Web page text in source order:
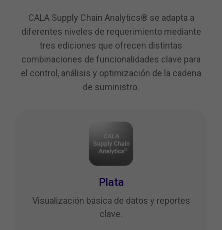
CALA Supply Chain Analytics® se adapta a
diferentes niveles de requerimiento mediante
tres ediciones que ofrecen distintas
combinaciones de funcionalidades clave para
el control, análisis y optimización de la cadena
de suministro.
Plata
Visualización básica de datos y reportes
clave.